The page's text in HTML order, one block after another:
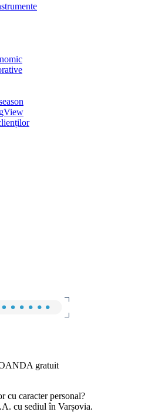
gratuit
cu caracter personal?
cu sediul în Varșovia.